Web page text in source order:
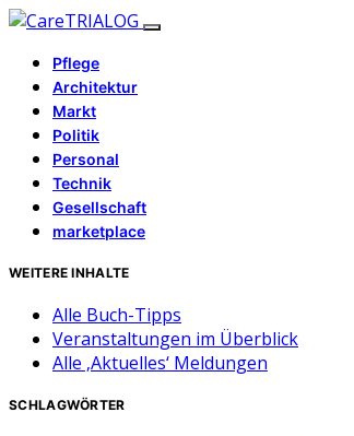
Pflege
Architektur
Markt
Politik
Personal
Technik
Gesellschaft
marketplace
WEITERE INHALTE
Alle Buch-Tipps
Veranstaltungen im Überblick
Alle ‚Aktuelles‘ Meldungen
SCHLAGWÖRTER